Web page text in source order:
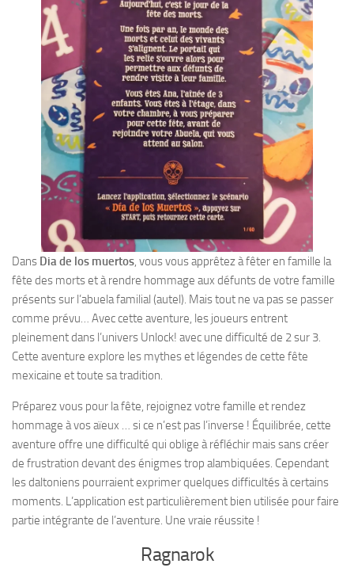
Dans Dia de los muertos, vous vous apprêtez à fêter en famille la
fête des morts et à rendre hommage aux défunts de votre famille
présents sur l’abuela familial (autel). Mais tout ne va pas se passer
comme prévu… Avec cette aventure, les joueurs entrent
pleinement dans l’univers Unlock! avec une difficulté de 2 sur 3.
Cette aventure explore les mythes et légendes de cette fête
mexicaine et toute sa tradition.
Préparez vous pour la fête, rejoignez votre famille et rendez
hommage à vos aïeux … si ce n’est pas l’inverse ! Équilibrée, cette
aventure offre une difficulté qui oblige à réfléchir mais sans créer
de frustration devant des énigmes trop alambiquées. Cependant
les daltoniens pourraient exprimer quelques difficultés à certains
moments. L’application est particulièrement bien utilisée pour faire
partie intégrante de l’aventure. Une vraie réussite !
Ragnarok